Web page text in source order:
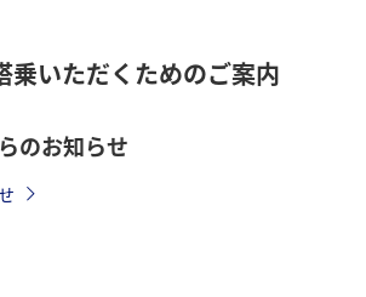
乗いただくためのご案内
のお知らせ